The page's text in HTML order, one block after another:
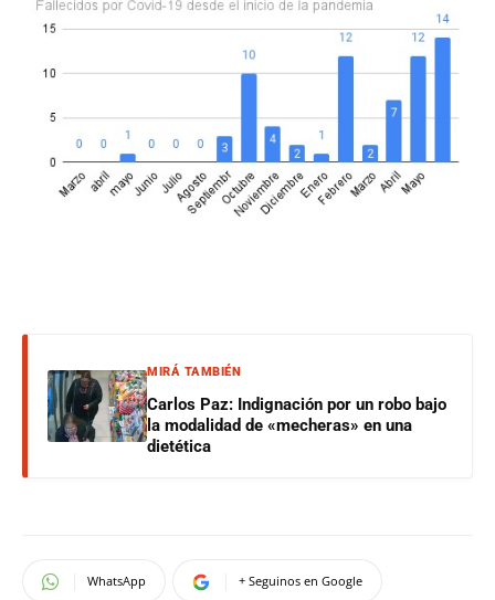
MIRÁ TAMBIÉN
Carlos Paz: Indignación por un robo bajo
la modalidad de «mecheras» en una
dietética
WhatsApp + Seguinos en Google